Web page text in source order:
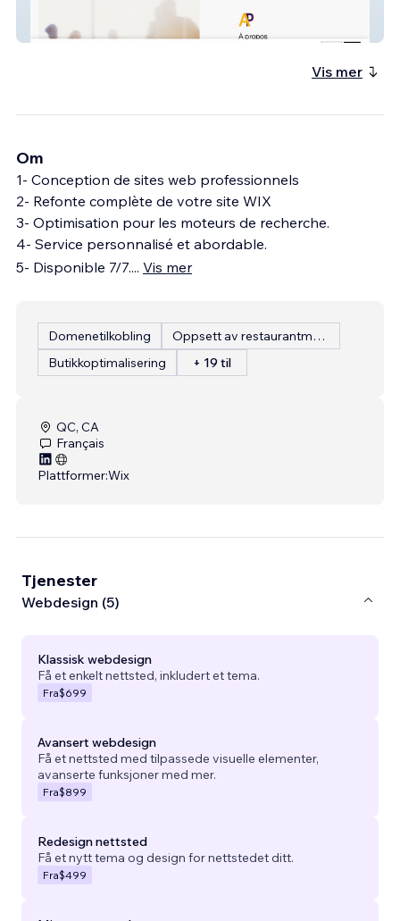
Ann Marie Pressé - Avocate
Vis mer
Om
1- Conception de sites web professionnels
2- Refonte complète de votre site WIX
3- Optimisation pour les moteurs de recherche.
4- Service personnalisé et abordable.
5- Disponible 7/7.... Vis mer
Domenetilkobling
Oppsett av restaurantmeny
Butikkoptimalisering
+ 19 til
QC, CA
Français
Plattformer:Wix
Tjenester
Webdesign (5)
Klassisk webdesign
Få et enkelt nettsted, inkludert et tema.
Fra$699
Avansert webdesign
Få et nettsted med tilpassede visuelle elementer,
avanserte funksjoner med mer.
Fra$899
Redesign nettsted
Få et nytt tema og design for nettstedet ditt.
Fra$499